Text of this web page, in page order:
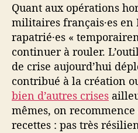
Quant aux opérations
militaires français·es en
rapatrié·es «
continuer à rouler.
de crise aujourd’hui
contribué à la création
bien d’autres crises
mêmes, on
recettes : pas très